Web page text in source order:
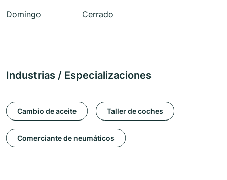
Domingo
Cerrado
Industrias / Especializaciones
Cambio de aceite Taller de coches
Comerciante de neumáticos